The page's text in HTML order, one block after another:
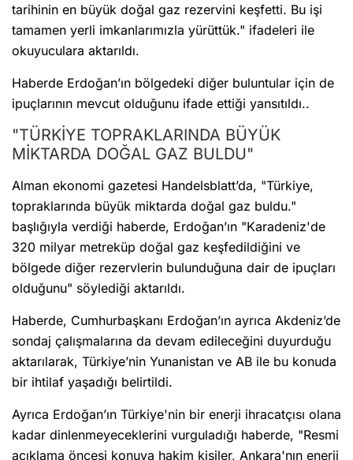
tarihinin en büyük doğal gaz rezervini keşfetti. Bu işi
tamamen yerli imkanlarımızla yürüttük." ifadeleri ile
okuyuculara aktarıldı.
Haberde Erdoğan’ın bölgedeki diğer buluntular için de
ipuçlarının mevcut olduğunu ifade ettiği yansıtıldı..
"TÜRKİYE TOPRAKLARINDA BÜYÜK
MİKTARDA DOĞAL GAZ BULDU"
Alman ekonomi gazetesi Handelsblatt’da, "Türkiye,
topraklarında büyük miktarda doğal gaz buldu."
başlığıyla verdiği haberde, Erdoğan’ın "Karadeniz'de
320 milyar metreküp doğal gaz keşfedildiğini ve
bölgede diğer rezervlerin bulunduğuna dair de ipuçları
olduğunu" söylediği aktarıldı.
Haberde, Cumhurbaşkanı Erdoğan’ın ayrıca Akdeniz’de
sondaj çalışmalarına da devam edileceğini duyurduğu
aktarılarak, Türkiye’nin Yunanistan ve AB ile bu konuda
bir ihtilaf yaşadığı belirtildi.
Ayrıca Erdoğan’ın Türkiye'nin bir enerji ihracatçısı olana
kadar dinlenmeyeceklerini vurguladığı haberde, "Resmi
açıklama öncesi konuya hakim kişiler, Ankara'nın enerji